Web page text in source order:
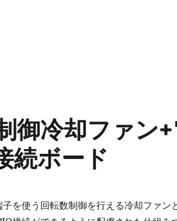
御冷却ファン
続ボード
を使う回転数制御を行える冷却ファン